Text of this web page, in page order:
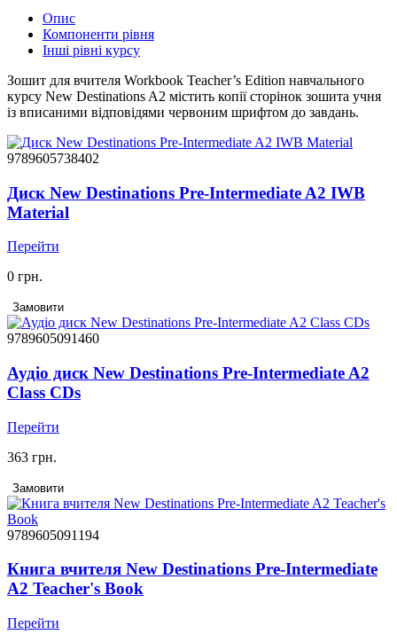
Опис
Компоненти рівня
Інші рівні курсу
Зошит для вчителя Workbook Teacher’s Edition навчального
курсу New Destinations A2 містить копії сторінок зошита учня
із вписаними відповідями червоним шрифтом до завдань.
9789605738402
Диск New Destinations Pre-Intermediate A2 IWB
Material
Перейти
0 грн.
Замовити
9789605091460
Аудіо диск New Destinations Pre-Intermediate A2
Class CDs
Перейти
363 грн.
Замовити
9789605091194
Книга вчителя New Destinations Pre-Intermediate
A2 Teacher's Book
Перейти